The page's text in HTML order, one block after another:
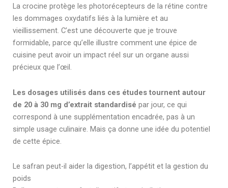
La crocine protège les photorécepteurs de la rétine contre
les dommages oxydatifs liés à la lumière et au
vieillissement. C’est une découverte que je trouve
formidable, parce qu’elle illustre comment une épice de
cuisine peut avoir un impact réel sur un organe aussi
précieux que l’œil.
Les dosages utilisés dans ces études tournent autour
de 20 à 30 mg d’extrait standardisé par jour, ce qui
correspond à une supplémentation encadrée, pas à un
simple usage culinaire. Mais ça donne une idée du potentiel
de cette épice.
Le safran peut-il aider la digestion, l’appétit et la gestion du
poids